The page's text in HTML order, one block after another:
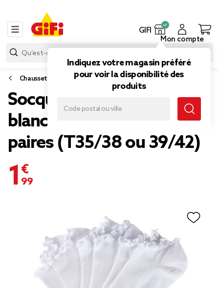
GIFI
Indiquez votre magasin préféré
pour voir la disponibilité des
produits
Mon compte
Chaussettes et sous-vêtements
Socquettes femme
blanches bord froufrou 3
paires (T35/38 ou 39/42)
1,99 €